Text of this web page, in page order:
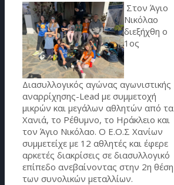
Στον Άγιο
Νικόλαο
διεξήχθη ο
1ος
Διασυλλογικός αγώνας αγωνιστικής
αναρρίχησης-Lead με συμμετοχή
μικρών και μεγάλων αθλητών από τα
Χανιά, το Ρέθυμνο, το Ηράκλειο και
τον Άγιο Νικόλαο. Ο Ε.Ο.Σ Χανίων
συμμετείχε με 12 αθλητές και έφερε
αρκετές διακρίσεις σε διασυλλογικό
επίπεδο ανεβαίνοντας στην 2η θέση
των συνολικών μεταλλίων.